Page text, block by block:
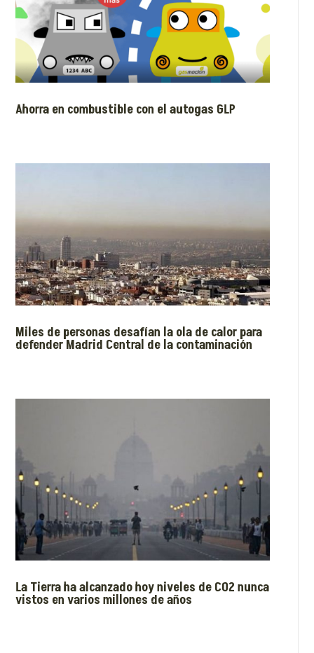
Ahorra en combustible con el autogas GLP
Miles de personas desafían la ola de calor para
defender Madrid Central de la contaminación
La Tierra ha alcanzado hoy niveles de CO2 nunca
vistos en varios millones de años